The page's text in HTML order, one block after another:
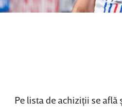
Pe lista de achiziţii se află